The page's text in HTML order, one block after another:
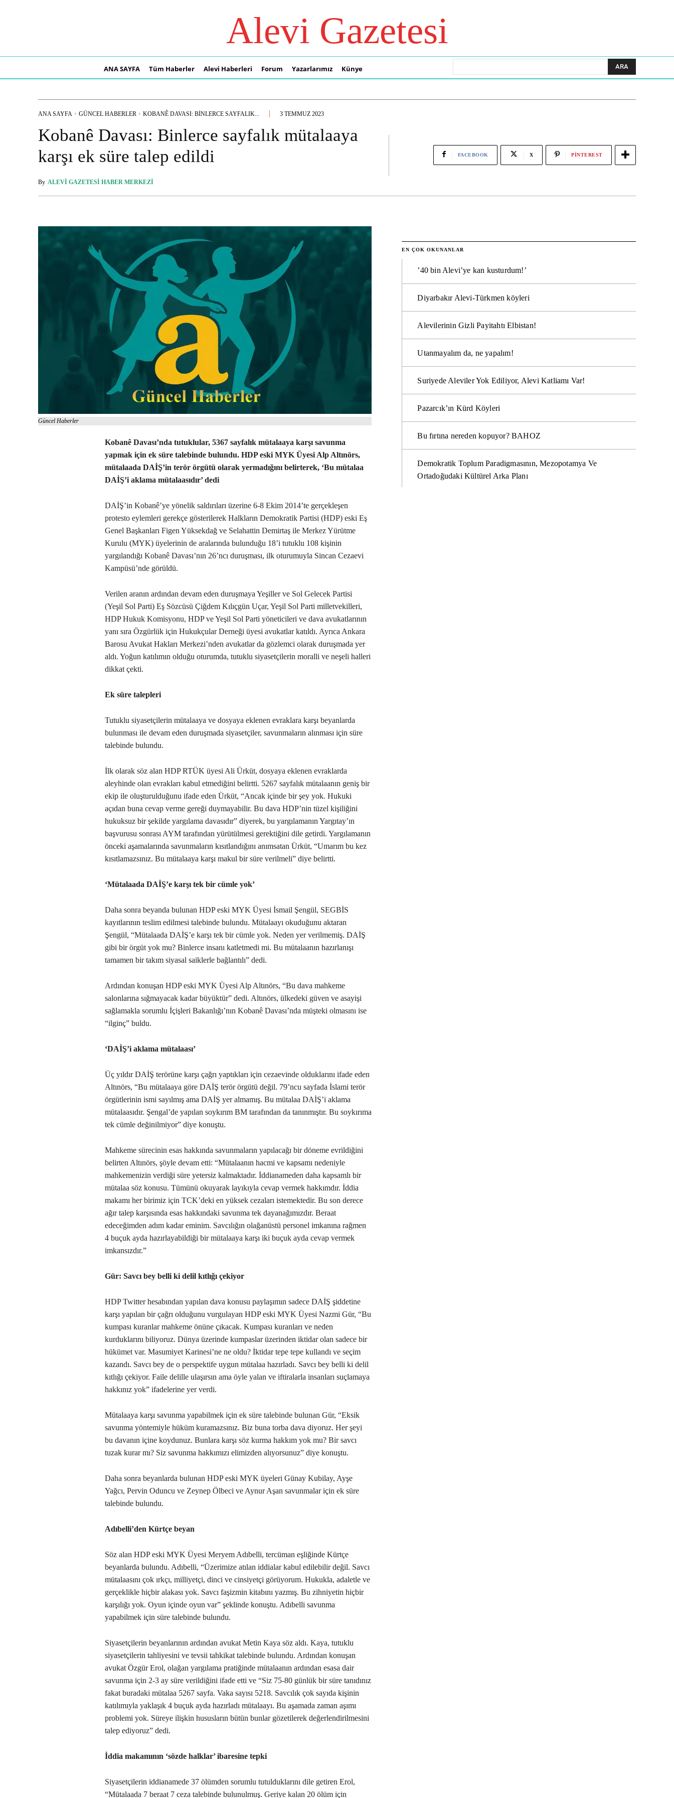
Alevi Gazetesi
ANA SAYFA Tüm Haberler Alevi Haberleri Forum Yazarlarımız Künye ARA
ANA SAYFA GÜNCEL HABERLER KOBANÊ DAVASI: BINLERCE SAYFALIK... 3 TEMMUZ 2023
Kobanê Davası: Binlerce sayfalık mütalaaya
karşı ek süre talep edildi
By ALEVI GAZETESI HABER MERKEZI
FACEBOOK X PINTEREST
Güncel Haberler
Kobanê Davası’nda tutuklular, 5367 sayfalık mütalaaya karşı savunma
yapmak için ek süre talebinde bulundu. HDP eski MYK Üyesi Alp Altınörs,
mütalaada DAİŞ’in terör örgütü olarak yermadığını belirterek, ‘Bu mütalaa
DAİŞ’i aklama mütalaasıdır’ dedi
DAİŞ’in Kobanê’ye yönelik saldırıları üzerine 6-8 Ekim 2014’te gerçekleşen
protesto eylemleri gerekçe gösterilerek Halkların Demokratik Partisi (HDP) eski Eş
Genel Başkanları Figen Yüksekdağ ve Selahattin Demirtaş ile Merkez Yürütme
Kurulu (MYK) üyelerinin de aralarında bulunduğu 18’i tutuklu 108 kişinin
yargılandığı Kobanê Davası’nın 26’ncı duruşması, ilk oturumuyla Sincan Cezaevi
Kampüsü’nde görüldü.
Verilen aranın ardından devam eden duruşmaya Yeşiller ve Sol Gelecek Partisi
(Yeşil Sol Parti) Eş Sözcüsü Çiğdem Kılıçgün Uçar, Yeşil Sol Parti milletvekilleri,
HDP Hukuk Komisyonu, HDP ve Yeşil Sol Parti yöneticileri ve dava avukatlarının
yanı sıra Özgürlük için Hukukçular Derneği üyesi avukatlar katıldı. Ayrıca Ankara
Barosu Avukat Hakları Merkezi’nden avukatlar da gözlemci olarak duruşmada yer
aldı. Yoğun katılımın olduğu oturumda, tutuklu siyasetçilerin moralli ve neşeli halleri
dikkat çekti.
Ek süre talepleri
Tutuklu siyasetçilerin mütalaaya ve dosyaya eklenen evraklara karşı beyanlarda
bulunması ile devam eden duruşmada siyasetçiler, savunmaların alınması için süre
talebinde bulundu.
İlk olarak söz alan HDP RTÜK üyesi Ali Ürküt, dosyaya eklenen evraklarda
aleyhinde olan evrakları kabul etmediğini belirtti. 5267 sayfalık mütalaanın geniş bir
ekip ile oluşturulduğunu ifade eden Ürküt, “Ancak içinde bir şey yok. Hukuki
açıdan buna cevap verme gereği duymayabilir. Bu dava HDP’nin tüzel kişiliğini
hukuksuz bir şekilde yargılama davasıdır” diyerek, bu yargılamanın Yargıtay’ın
başvurusu sonrası AYM tarafından yürütülmesi gerektiğini dile getirdi. Yargılamanın
önceki aşamalarında savunmaların kısıtlandığını anımsatan Ürküt, “Umarım bu kez
kısıtlamazsınız. Bu mütalaaya karşı makul bir süre verilmeli” diye belirtti.
‘Mütalaada DAİŞ’e karşı tek bir cümle yok’
Daha sonra beyanda bulunan HDP eski MYK Üyesi İsmail Şengül, SEGBİS
kayıtlarının teslim edilmesi talebinde bulundu. Mütalaayı okuduğunu aktaran
Şengül, “Mütalaada DAİŞ’e karşı tek bir cümle yok. Neden yer verilmemiş. DAİŞ
gibi bir örgüt yok mu? Binlerce insanı katletmedi mi. Bu mütalaanın hazırlanışı
tamamen bir takım siyasal saiklerle bağlantılı” dedi.
Ardından konuşan HDP eski MYK Üyesi Alp Altınörs, “Bu dava mahkeme
salonlarına sığmayacak kadar büyüktür” dedi. Altınörs, ülkedeki güven ve asayişi
sağlamakla sorumlu İçişleri Bakanlığı’nın Kobanê Davası’nda müşteki olmasını ise
“ilginç” buldu.
‘DAİŞ’i aklama mütalaası’
Üç yıldır DAİŞ terörüne karşı çağrı yaptıkları için cezaevinde olduklarını ifade eden
Altınörs, “Bu mütalaaya göre DAİŞ terör örgütü değil. 79’ncu sayfada İslami terör
örgütlerinin ismi sayılmış ama DAİŞ yer almamış. Bu mütalaa DAİŞ’i aklama
mütalaasıdır. Şengal’de yapılan soykırım BM tarafından da tanınmıştır. Bu soykırıma
tek cümle değinilmiyor” diye konuştu.
Mahkeme sürecinin esas hakkında savunmaların yapılacağı bir döneme evrildiğini
belirten Altınörs, şöyle devam etti: “Mütalaanın hacmi ve kapsamı nedeniyle
mahkemenizin verdiği süre yetersiz kalmaktadır. İddianameden daha kapsamlı bir
mütalaa söz konusu. Tümünü okuyarak layıkıyla cevap vermek hakkımdır. İddia
makamı her birimiz için TCK’deki en yüksek cezaları istemektedir. Bu son derece
ağır talep karşısında esas hakkındaki savunma tek dayanağımızdır. Beraat
edeceğimden adım kadar eminim. Savcılığın olağanüstü personel imkanına rağmen
4 buçuk ayda hazırlayabildiği bir mütalaaya karşı iki buçuk ayda cevap vermek
imkansızdır.”
Gür: Savcı bey belli ki delil kıtlığı çekiyor
HDP Twitter hesabından yapılan dava konusu paylaşımın sadece DAİŞ şiddetine
karşı yapılan bir çağrı olduğunu vurgulayan HDP eski MYK Üyesi Nazmi Gür, “Bu
kumpası kuranlar mahkeme önüne çıkacak. Kumpası kuranları ve neden
kurduklarını biliyoruz. Dünya üzerinde kumpaslar üzerinden iktidar olan sadece bir
hükümet var. Masumiyet Karinesi’ne ne oldu? İktidar tepe tepe kullandı ve seçim
kazandı. Savcı bey de o perspektife uygun mütalaa hazırladı. Savcı bey belli ki delil
kıtlığı çekiyor. Faile delille ulaşırsın ama öyle yalan ve iftiralarla insanları suçlamaya
hakkınız yok” ifadelerine yer verdi.
Mütalaaya karşı savunma yapabilmek için ek süre talebinde bulunan Gür, “Eksik
savunma yöntemiyle hüküm kuramazsınız. Biz buna torba dava diyoruz. Her şeyi
bu davanın içine koydunuz. Bunlara karşı söz kurma hakkım yok mu? Bir savcı
tuzak kurar mı? Siz savunma hakkımızı elimizden alıyorsunuz” diye konuştu.
Daha sonra beyanlarda bulunan HDP eski MYK üyeleri Günay Kubilay, Ayşe
Yağcı, Pervin Oduncu ve Zeynep Ölbeci ve Aynur Aşan savunmalar için ek süre
talebinde bulundu.
Adıbelli’den Kürtçe beyan
Söz alan HDP eski MYK Üyesi Meryem Adıbelli, tercüman eşliğinde Kürtçe
beyanlarda bulundu. Adıbelli, “Üzerimize atılan iddialar kabul edilebilir değil. Savcı
mütalaasını çok ırkçı, milliyetçi, dinci ve cinsiyetçi görüyorum. Hukukla, adaletle ve
gerçeklikle hiçbir alakası yok. Savcı faşizmin kitabını yazmış. Bu zihniyetin hiçbir
karşılığı yok. Oyun içinde oyun var” şeklinde konuştu. Adıbelli savunma
yapabilmek için süre talebinde bulundu.
Siyasetçilerin beyanlarının ardından avukat Metin Kaya söz aldı. Kaya, tutuklu
siyasetçilerin tahliyesini ve tevsii tahkikat talebinde bulundu. Ardından konuşan
avukat Özgür Erol, olağan yargılama pratiğinde mütalaanın ardından esasa dair
savunma için 2-3 ay süre verildiğini ifade etti ve “Siz 75-80 günlük bir süre tanıdınız
fakat buradaki mütalaa 5267 sayfa. Vaka sayısı 5218. Savcılık çok sayıda kişinin
katılımıyla yaklaşık 4 buçuk ayda hazırladı mütalaayı. Bu aşamada zaman aşımı
problemi yok. Süreye ilişkin hususların bütün bunlar gözetilerek değerlendirilmesini
talep ediyoruz” dedi.
İddia makamının ‘sözde halklar’ ibaresine tepki
Siyasetçilerin iddianamede 37 ölümden sorumlu tutulduklarını dile getiren Erol,
“Mütalaada 7 beraat 7 ceza talebinde bulunulmuş. Geriye kalan 20 ölüm için
EN ÇOK OKUNANLAR
’40 bin Alevi’ye kan kusturdum!’
Diyarbakır Alevi-Türkmen köyleri
Alevilerinin Gizli Payitahtı Elbistan!
Utanmayalım da, ne yapalım!
Suriyede Aleviler Yok Ediliyor, Alevi Katliamı Var!
Pazarcık’ın Kürd Köyleri
Bu fırtına nereden kopuyor? BAHOZ
Demokratik Toplum Paradigmasının, Mezopotamya Ve
Ortadoğudaki Kültürel Arka Planı